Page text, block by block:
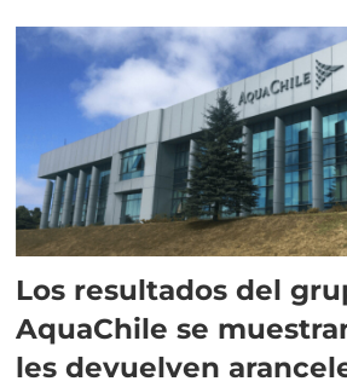
Los resultados del
AquaChile se
les devuelven